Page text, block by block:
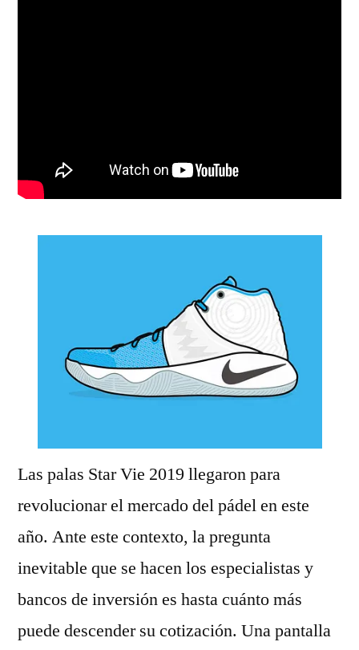
Las palas Star Vie 2019 llegaron para
revolucionar el mercado del pádel en este
año. Ante este contexto, la pregunta
inevitable que se hacen los especialistas y
bancos de inversión es hasta cuánto más
puede descender su cotización. Una pantalla